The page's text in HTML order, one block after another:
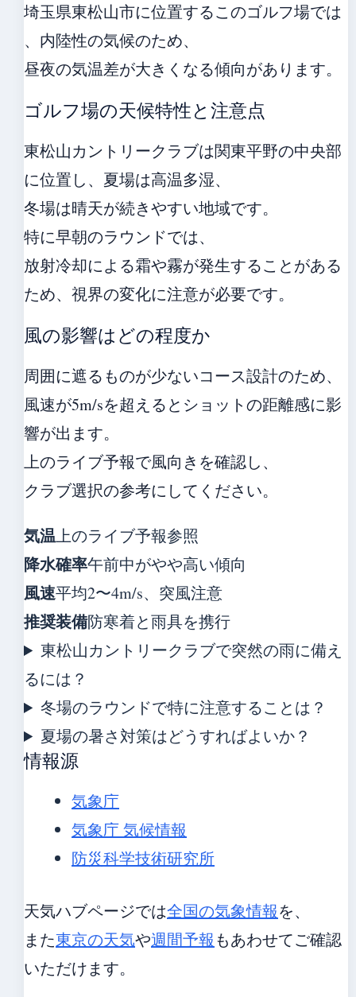
埼玉県東松山市に位置するこのゴルフ場では
、内陸性の気候のため、
昼夜の気温差が大きくなる傾向があります。
ゴルフ場の天候特性と注意点
東松山カントリークラブは関東平野の中央部
に位置し、夏場は高温多湿、
冬場は晴天が続きやすい地域です。
特に早朝のラウンドでは、
放射冷却による霜や霧が発生することがある
ため、視界の変化に注意が必要です。
風の影響はどの程度か
周囲に遮るものが少ないコース設計のため、
風速が5m/sを超えるとショットの距離感に影
響が出ます。
上のライブ予報で風向きを確認し、
クラブ選択の参考にしてください。
気温上のライブ予報参照
降水確率午前中がやや高い傾向
風速平均2〜4m/s、突風注意
推奨装備防寒着と雨具を携行
東松山カントリークラブで突然の雨に備え
るには？
冬場のラウンドで特に注意することは？
夏場の暑さ対策はどうすればよいか？
情報源
気象庁
気象庁 気候情報
防災科学技術研究所
天気ハブページでは全国の気象情報を、
また東京の天気や週間予報もあわせてご確認
いただけます。